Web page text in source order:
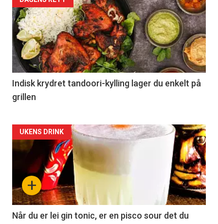
Indisk krydret tandoori-kylling lager du enkelt på
grillen
Forsiden
akkurat
nå
-
2
+
UKENS DRINK
Når du er lei gin tonic, er en pisco sour det du